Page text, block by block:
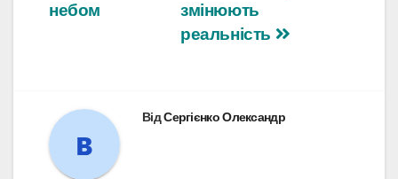
змінюють
реальність
небом
ВідСергієнко Олександр